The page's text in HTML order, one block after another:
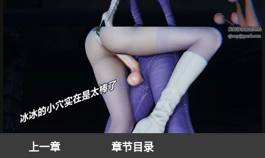
上一章 章节目录